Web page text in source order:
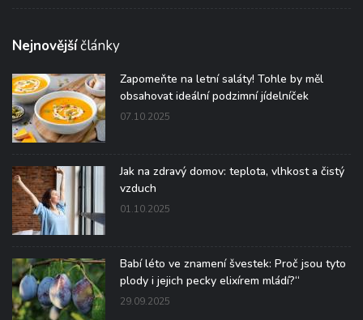
Nejnovějšíčlánky
Zapomeňte na letní saláty! Tohle by měl
obsahovat ideální podzimní jídelníček
07.10.2025
Jak na zdravý domov: teplota, vlhkost a čistý
vzduch
01.10.2025
Babí léto ve znamení švestek: Proč jsou tyto
plody i jejich pecky elixírem mládí?“
29.09.2025